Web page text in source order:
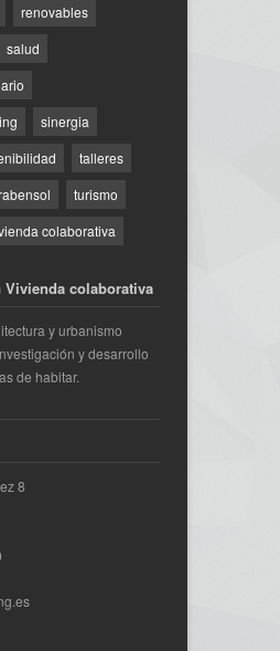
renovables
salud
sinergia
talleres
turismo
colaborativa
Vivienda colaborativa
y urbanismo
y desarrollo
de habitar.
8